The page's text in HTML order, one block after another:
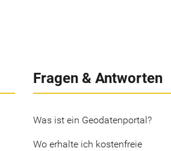
Fragen & Antworten
Was ist ein Geodatenportal?
Wo erhalte ich kostenfreie